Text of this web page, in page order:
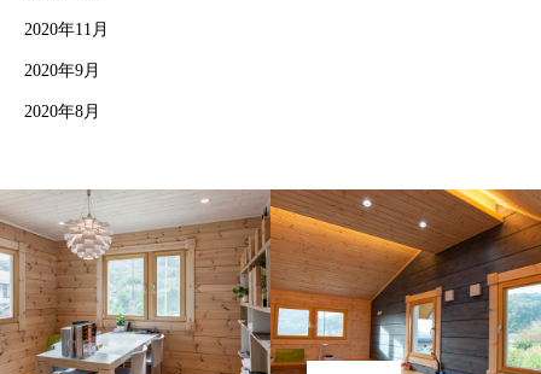
2020年11月
2020年9月
2020年8月